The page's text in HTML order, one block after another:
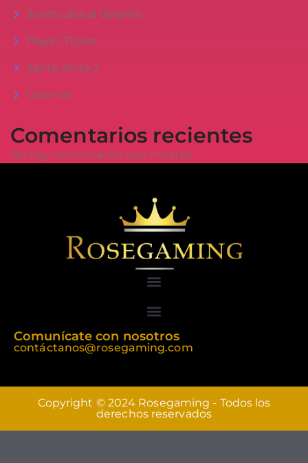
Suertudos al Volante
Player Ticket
Santa Anita 2
Colonial
Comentarios recientes
No hay comentarios que mostrar.
Comunícate con nosotros
contáctanos@rosegaming.com
Copyright © 2024 Rosegaming - Todos los
derechos reservados